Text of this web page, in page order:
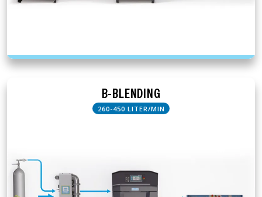
B-BLENDING
260-450 LITER/MIN